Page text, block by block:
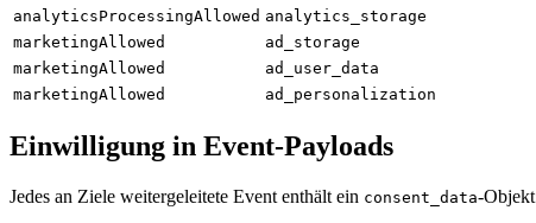
analyticsProcessingAllowed analytics_storage
marketingAllowed
ad_storage
marketingAllowed
ad_user_data
marketingAllowed
ad_personalization
Einwilligung in Event-Payloads
Jedes an Ziele weitergeleitete Event enthält ein consent_data-